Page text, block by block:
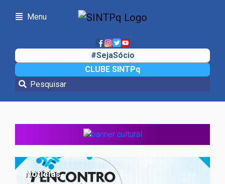
Menu
#SejaSócio
CLUBE SINTPq
Notícias